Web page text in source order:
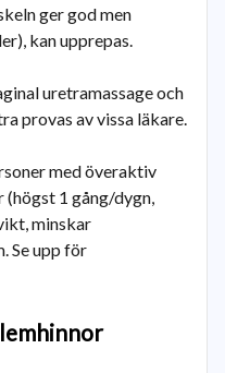
ger god men
kan upprepas.
uretramassage och
provas av vissa läkare.
med överaktiv
1 gång/dygn,
minskar
Se upp för